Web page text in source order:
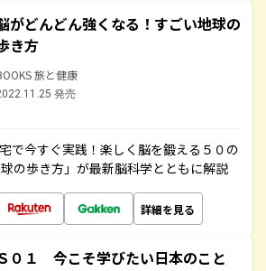
がどんどん強くなる！すごい地球の
き方
旅と健康
発売
で今すぐ実践！楽しく脳を鍛える５０の
の歩き方」が最新脳科学とともに解説
詳細を見る
０１ 今こそ学びたい日本のこと